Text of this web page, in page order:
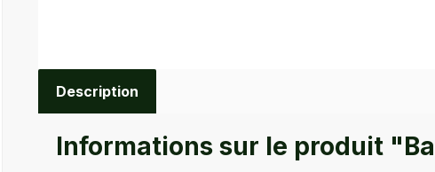
Description
Informations sur le produit